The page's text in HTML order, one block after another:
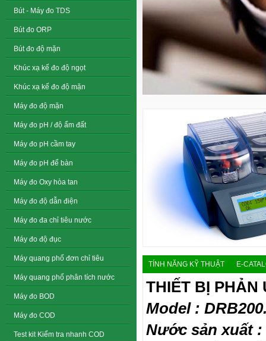
Bút - Máy đo TDS
Bút đo ORP
Bút đo độ mặn
Khúc xạ kế đo độ ngọt
Khúc xạ kế đo độ mặn
Máy đo độ mặn
Máy đo pH / độ ẩm đất
Máy đo pH cầm tay
Máy đo pH để bàn
Máy đo Oxy hòa tan
Máy đo độ dẫn điện
Máy đo đa chỉ tiêu nước
Máy đo độ đục
Máy quang phổ đơn chỉ tiêu
Máy quang phổ phân tích nước
Máy đo BOD
Máy đo COD
Test kit Kiểm tra nhanh COD
TÍNH NĂNG KỸ THUẬT E-
THIẾT BỊ PHẢN
Model :
Nước sản xuất